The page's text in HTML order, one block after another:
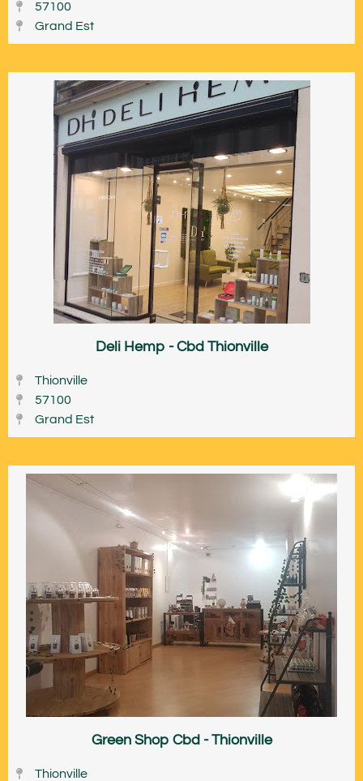
57100
Grand Est
Deli Hemp - Cbd Thionville
Thionville
57100
Grand Est
Green Shop Cbd - Thionville
Thionville